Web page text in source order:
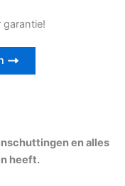
garantie!
en alles
heeft.